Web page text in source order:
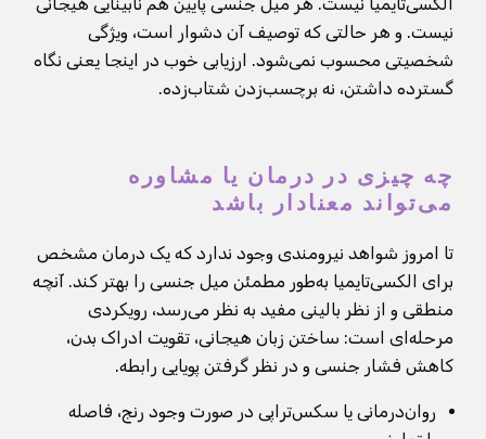
نیست. و هر حالتی که توصیف آن دشوار است، ویژگی
شخصیتی محسوب نمی‌شود. ارزیابی خوب در اینجا یعنی نگاه
گسترده داشتن، نه برچسب‌زدن شتاب‌زده.
چه چیزی در درمان یا مشاوره
می‌تواند معنادار باشد
تا امروز شواهد نیرومندی وجود ندارد که یک درمان مشخص
برای الکسی‌تایمیا به‌طور مطمئن میل جنسی را بهتر کند. آنچه
منطقی و از نظر بالینی مفید به نظر می‌رسد، رویکردی
مرحله‌ای است: ساختن زبان هیجانی، تقویت ادراک بدن،
کاهش فشار جنسی و در نظر گرفتن پویایی رابطه.
روان‌درمانی یا سکس‌تراپی در صورت وجود رنج، فاصله